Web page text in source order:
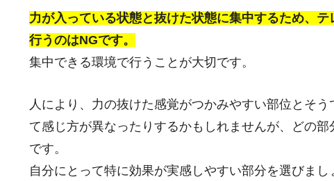
力が入っている状態と抜けた状態に集中するため、
行うのはNGです。
集中できる環境で行うことが大切です。
人により、力の抜けた感覚がつかみやすい部位とそ
て感じ方が異なったりするかもしれませんが、どの
です。
自分にとって特に効果が実感しやすい部分を選びまし